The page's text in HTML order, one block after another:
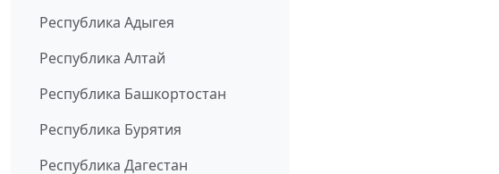
Республика Адыгея
Республика Алтай
Республика Башкортостан
Республика Бурятия
Республика Дагестан